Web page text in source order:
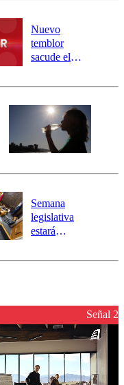
Nuevo
temblor
sacude el
revisa la
epicentro
Semana
legislativa
estará
el fin de la
reconstrucciónSeñal 2